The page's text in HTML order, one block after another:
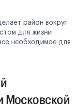
район вокруг
для жизни
необходимое для
Московской